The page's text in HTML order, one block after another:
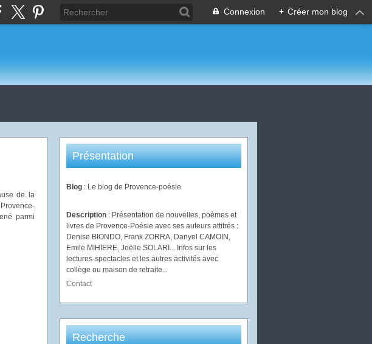
Connexion + Créer mon blog
de la
parmi
Présentation
Blog : Le blog de Provence-poésie
Description : Présentation de nouvelles, poèmes et
livres de Provence-Poésie avec ses auteurs attitrés :
Denise BIONDO, Frank ZORRA, Danyel CAMOIN,
Emile MIHIERE, Joëlle SOLARI... Infos sur les
lectures-spectacles et les autres activités avec
collège ou maison de retraite...
Contact
Recherche